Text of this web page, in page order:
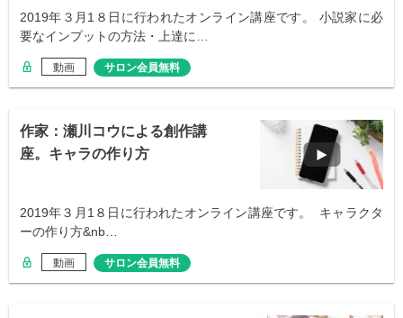
2019年３月1８日に行われたオンライン講座です。 小説家に必
要なインプットの方法・上達に…
動画 サロン会員無料
作家：瀬川コウによる創作講
座。キャラの作り方
2019年３月1８日に行われたオンライン講座です。 キャラクタ
ーの作り方&nb…
動画 サロン会員無料